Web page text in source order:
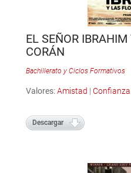
EL SEÑOR
CORÁN
Bachillerato y Ciclos Formativos
Valores:Amistad | Confianza
Descargar